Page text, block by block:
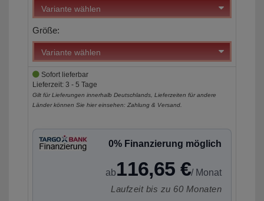
Größe:
Sofort lieferbar
Lieferzeit: 3 - 5 Tage
Gilt für Lieferungen innerhalb Deutschlands, Lieferzeiten für andere
Länder können Sie hier einsehen: Zahlung & Versand
0% Finanzierung möglich
ab116,65 €/ Monat
Laufzeit bis zu 60 Monaten